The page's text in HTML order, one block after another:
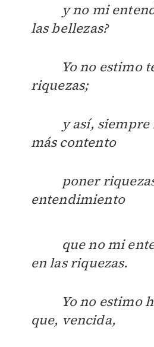
y no mi
las bellezas?
Yo no estimo
riquezas;
y así, siempre
más contento
poner
entendimiento
que no mi
en las riquezas.
Yo no estimo
que, vencida,